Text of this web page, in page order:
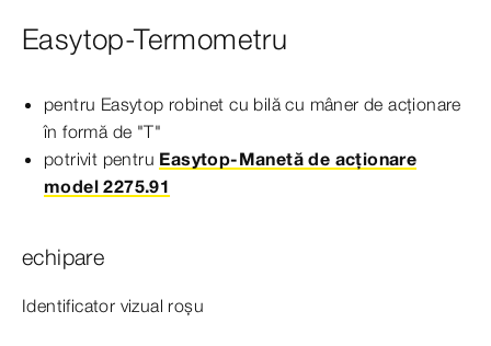
Easytop-Termometru
pentru Easytop robinet cu bilă cu mâner de acționare
în formă de "T"
potrivit pentru Easytop-Manetă de acționare
model 2275.91
echipare
Identificator vizual roșu